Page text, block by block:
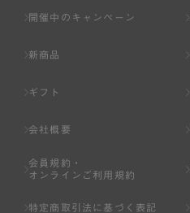
開催中のキャンペーン
新商品
ギフト
会社概要
会員規約・
オンラインご利用規約
特定商取引法に基づく表記